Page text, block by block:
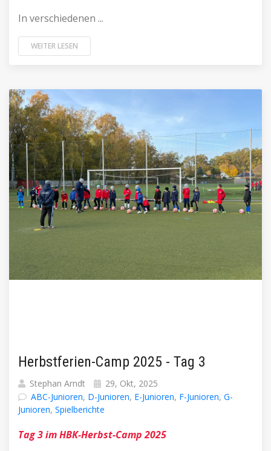
In verschiedenen ...
WEITER LESEN
Herbstferien-Camp 2025 - Tag 3
Stephan Arndt
29, Okt, 2025
ABC-Junioren, D-Junioren, E-Junioren, F-Junioren, G-
Junioren, Spielberichte
Tag 3 im HBK-Herbst-Camp 2025